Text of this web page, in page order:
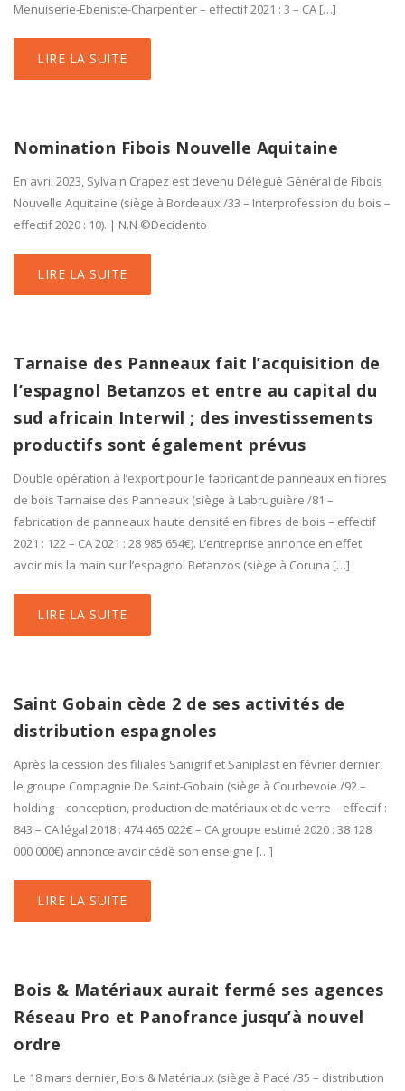
Menuiserie-Ebeniste-Charpentier – effectif 2021 : 3 – CA […]
LIRE LA SUITE
Nomination Fibois Nouvelle Aquitaine
En avril 2023, Sylvain Crapez est devenu Délégué Général de Fibois
Nouvelle Aquitaine (siège à Bordeaux /33 – Interprofession du bois –
effectif 2020 : 10). | N.N ©Decidento
LIRE LA SUITE
Tarnaise des Panneaux fait l’acquisition de
l’espagnol Betanzos et entre au capital du
sud africain Interwil ; des investissements
productifs sont également prévus
Double opération à l’export pour le fabricant de panneaux en fibres
de bois Tarnaise des Panneaux (siège à Labruguière /81 –
fabrication de panneaux haute densité en fibres de bois – effectif
2021 : 122 – CA 2021 : 28 985 654€). L’entreprise annonce en effet
avoir mis la main sur l’espagnol Betanzos (siège à Coruna […]
LIRE LA SUITE
Saint Gobain cède 2 de ses activités de
distribution espagnoles
Après la cession des filiales Sanigrif et Saniplast en février dernier,
le groupe Compagnie De Saint-Gobain (siège à Courbevoie /92 –
holding – conception, production de matériaux et de verre – effectif :
843 – CA légal 2018 : 474 465 022€ – CA groupe estimé 2020 : 38 128
000 000€) annonce avoir cédé son enseigne […]
LIRE LA SUITE
Bois & Matériaux aurait fermé ses agences
Réseau Pro et Panofrance jusqu’à nouvel
ordre
Le 18 mars dernier, Bois & Matériaux (siège à Pacé /35 – distribution